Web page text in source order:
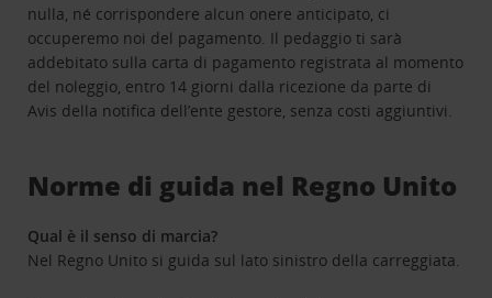
nulla, né corrispondere alcun onere anticipato, ci
occuperemo noi del pagamento. Il pedaggio ti sarà
addebitato sulla carta di pagamento registrata al momento
del noleggio, entro 14 giorni dalla ricezione da parte di
Avis della notifica dell’ente gestore, senza costi aggiuntivi.
Norme di guida nel Regno Unito
Qual è il senso di marcia?
Nel Regno Unito si guida sul lato sinistro della carreggiata.